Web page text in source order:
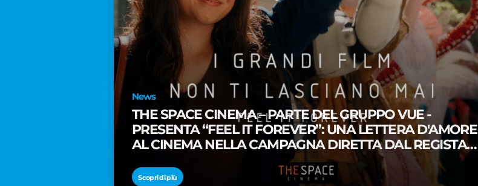
News
THE SPACE CINEMA – PARTE DEL GRUPPO VUE -
PRESENTA “FEEL IT FOREVER”: UNA LETTERA D'AMORE
AL CINEMA NELLA CAMPAGNA DIRETTA DAL REGISTA
PREMIO OSCAR® TAIKA WAITITI
Scopri di più